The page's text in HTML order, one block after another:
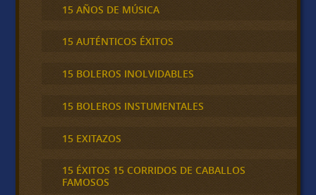
15 AÑOS DE MÚSICA
15 AUTÉNTICOS ÉXITOS
15 BOLEROS INOLVIDABLES
15 BOLEROS INSTUMENTALES
15 EXITAZOS
15 ÉXITOS 15 CORRIDOS DE CABALLOS
FAMOSOS